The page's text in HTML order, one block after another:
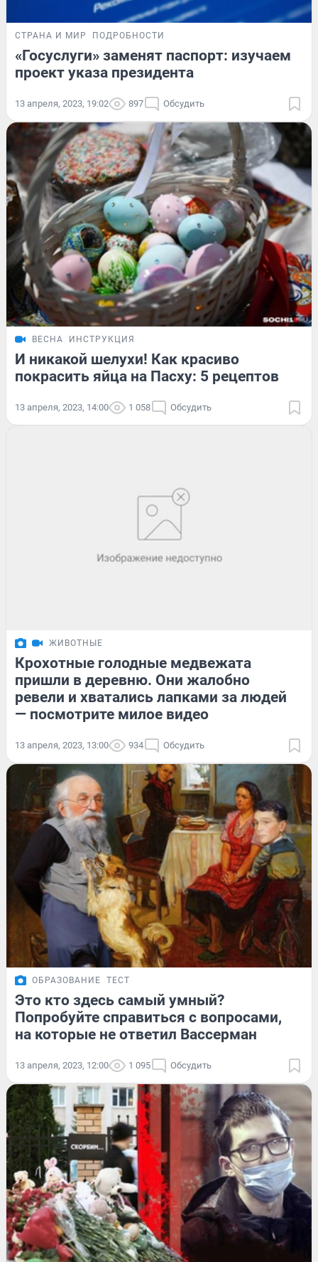
СТРАНА И МИР ПОДРОБНОСТИ
«Госуслуги» заменят паспорт: изучаем
проект указа президента
13 апреля, 2023, 19:02 897 Обсудить
ВЕСНА ИНСТРУКЦИЯ
И никакой шелухи! Как красиво
покрасить яйца на Пасху: 5 рецептов
13 апреля, 2023, 14:00 1 058 Обсудить
ЖИВОТНЫЕ
Крохотные голодные медвежата
пришли в деревню. Они жалобно
ревели и хватались лапками за людей
— посмотрите милое видео
13 апреля, 2023, 13:00 934 Обсудить
ОБРАЗОВАНИЕ ТЕСТ
Это кто здесь самый умный?
Попробуйте справиться с вопросами,
на которые не ответил Вассерман
13 апреля, 2023, 12:00 1 095 Обсудить